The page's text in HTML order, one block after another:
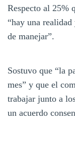
Respecto al 25%
“hay una
de manejar”.
Sostuvo que “la
mes” y que el
trabajar junto a
un acuerdo